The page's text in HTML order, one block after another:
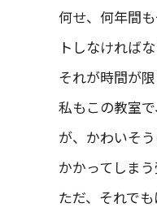
何せ、何年間
トしなければ
それが時間が
私もこの教室
が、かわいそ
かかってしま
ただ、それで